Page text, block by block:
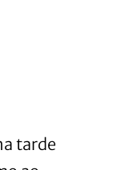
tarde